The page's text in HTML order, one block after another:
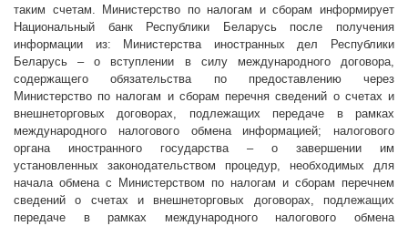
таким счетам. Министерство по налогам и сборам информирует
Национальный банк Республики Беларусь после получения
информации из: Министерства иностранных дел Республики
Беларусь – о вступлении в силу международного договора,
содержащего обязательства по предоставлению через
Министерство по налогам и сборам перечня сведений о счетах и
внешнеторговых договорах, подлежащих передаче в рамках
международного налогового обмена информацией; налогового
органа иностранного государства – о завершении им
установленных законодательством процедур, необходимых для
начала обмена с Министерством по налогам и сборам перечнем
сведений о счетах и внешнеторговых договорах, подлежащих
передаче в рамках международного налогового обмена